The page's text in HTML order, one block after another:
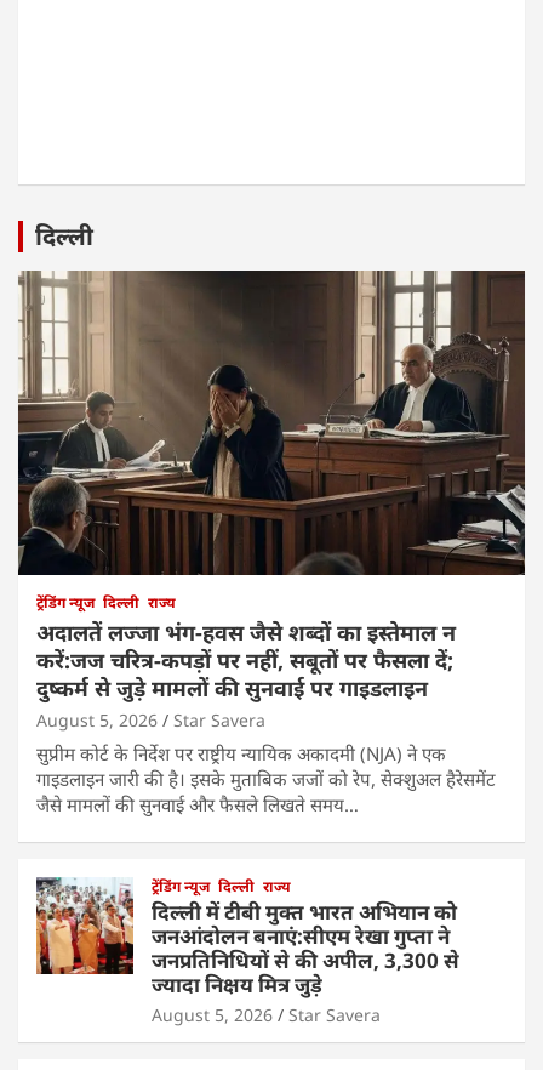
दिल्ली
ट्रेंडिंग न्यूज दिल्ली राज्य
अदालतें लज्जा भंग-हवस जैसे शब्दों का इस्तेमाल न
करें:जज चरित्र-कपड़ों पर नहीं, सबूतों पर फैसला दें;
दुष्कर्म से जुड़े मामलों की सुनवाई पर गाइडलाइन
August 5, 2026 Star Savera
सुप्रीम कोर्ट के निर्देश पर राष्ट्रीय न्यायिक अकादमी (NJA) ने एक
गाइडलाइन जारी की है। इसके मुताबिक जजों को रेप, सेक्शुअल हैरेसमेंट
जैसे मामलों की सुनवाई और फैसले लिखते समय…
ट्रेंडिंग न्यूज दिल्ली राज्य
दिल्ली में टीबी मुक्त भारत अभियान को
जनआंदोलन बनाएं:सीएम रेखा गुप्ता ने
जनप्रतिनिधियों से की अपील, 3,300 से
ज्यादा निक्षय मित्र जुड़े
August 5, 2026 Star Savera